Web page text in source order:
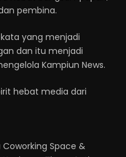
pembina.
yang menjadi
dan itu menjadi
Kampiun News.
hebat media dari
Coworking Space &